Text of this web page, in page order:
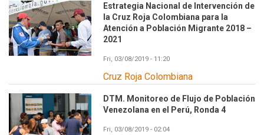
Estrategia Nacional de Intervención de
la Cruz Roja Colombiana para la
Atención a Población Migrante 2018 –
2021
Fri, 03/08/2019 - 11:20
Cruz Roja Colombiana
DTM. Monitoreo de Flujo de Población
Venezolana en el Perú, Ronda 4
Fri, 03/08/2019 - 02:04